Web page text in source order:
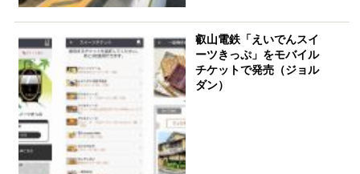
叡山電鉄「えいでんスイ
ーツきっぷ」をモバイル
チケットで発売（ジョル
ダン）